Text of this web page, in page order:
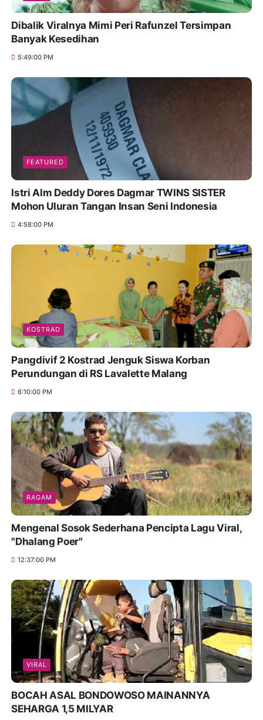
Dibalik Viralnya Mimi Peri Rafunzel Tersimpan
Banyak Kesedihan
5:49:00 PM
FEATURED
Istri Alm Deddy Dores Dagmar TWINS SISTER
Mohon Uluran Tangan Insan Seni Indonesia
4:58:00 PM
KOSTRAD
Pangdivif 2 Kostrad Jenguk Siswa Korban
Perundungan di RS Lavalette Malang
6:10:00 PM
RAGAM
Mengenal Sosok Sederhana Pencipta Lagu Viral,
"Dhalang Poer"
12:37:00 PM
VIRAL
BOCAH ASAL BONDOWOSO MAINANNYA
SEHARGA 1,5 MILYAR